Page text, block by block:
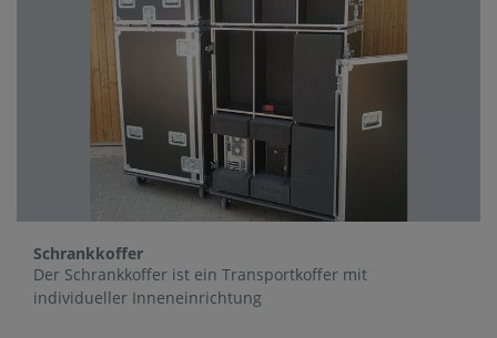
Schrankkoffer
Der Schrankkoffer ist ein Transportkoffer mit
individueller Inneneinrichtung